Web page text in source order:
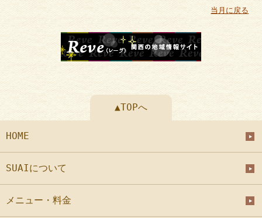
当月に戻る
▲TOPへ
HOME
SUAIについて
メニュー・料金